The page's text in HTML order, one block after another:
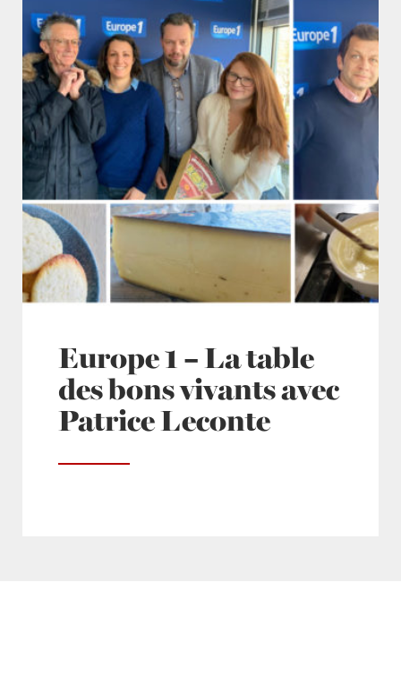
Europe 1 – La table
des bons vivants avec
Patrice Leconte